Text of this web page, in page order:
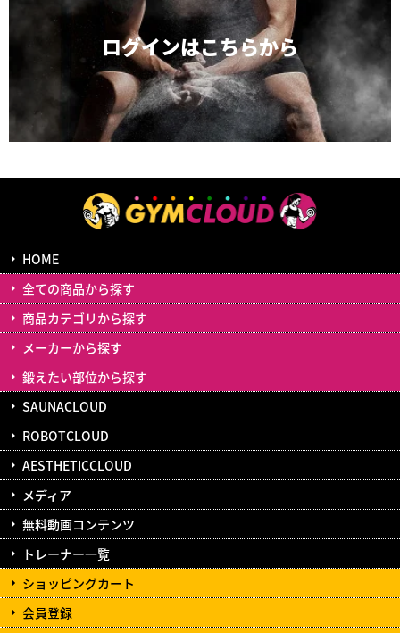
ログインはこちらから
HOME
全ての商品から探す
商品カテゴリから探す
メーカーから探す
鍛えたい部位から探す
SAUNACLOUD
ROBOTCLOUD
AESTHETICCLOUD
メディア
無料動画コンテンツ
トレーナー一覧
ショッピングカート
会員登録